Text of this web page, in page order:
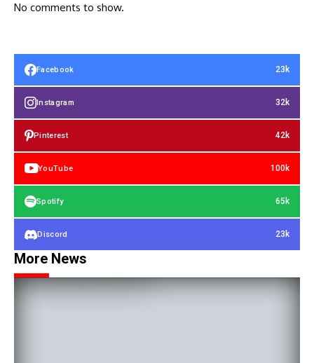
No comments to show.
Facebook 23k
Instagram 32k
Pinterest 42k
YouTube 100k
Spotify 65k
Discord 23k
More News